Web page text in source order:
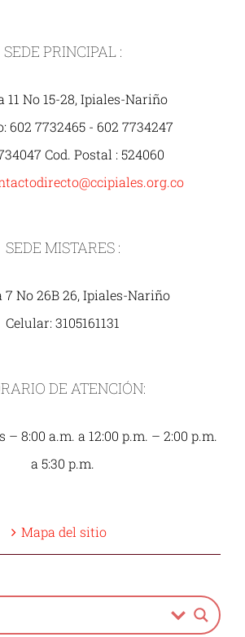
SEDE PRINCIPAL :
11 No 15-28, Ipiales-Nariño
602 7732465 - 602 7734247
Cod. Postal : 524060
SEDE MISTARES :
7 No 26B 26, Ipiales-Nariño
Celular: 3105161131
DE ATENCIÓN:
– 8:00 a.m. a 12:00 p.m. – 2:00 p.m.
a 5:30 p.m.
Mapa del sitio